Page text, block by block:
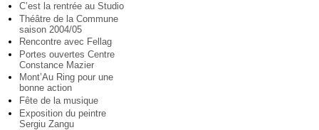
C’est la rentrée au Studio
Théâtre de la Commune
saison 2004/05
Rencontre avec Fellag
Portes ouvertes Centre
Constance Mazier
Mont’Au Ring pour une
bonne action
Fête de la musique
Exposition du peintre
Sergiu Zangu